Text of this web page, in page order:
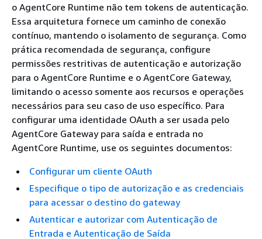
o AgentCore Runtime não tem tokens de autenticação.
Essa arquitetura fornece um caminho de conexão
contínuo, mantendo o isolamento de segurança. Como
prática recomendada de segurança, configure
permissões restritivas de autenticação e autorização
para o AgentCore Runtime e o AgentCore Gateway,
limitando o acesso somente aos recursos e operações
necessários para seu caso de uso específico. Para
configurar uma identidade OAuth a ser usada pelo
AgentCore Gateway para saída e entrada no
AgentCore Runtime, use os seguintes documentos:
Configurar um cliente OAuth
Especifique o tipo de autorização e as credenciais
para acessar o destino do gateway
Autenticar e autorizar com Autenticação de
Entrada e Autenticação de Saída